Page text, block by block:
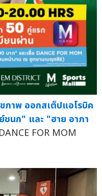
ภาพ ออกสเต็ปแอโรบิค
ชนก" และ "ฮาย อาภา
FOR MOM